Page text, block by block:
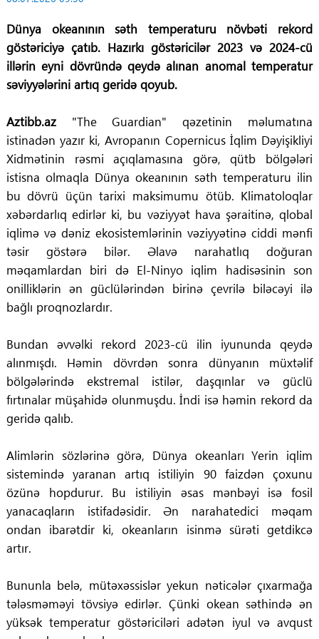
Dünya okeanının səth temperaturu növbəti rekord
göstəriciyə çatıb. Hazırkı göstəricilər 2023 və 2024-cü
illərin eyni dövründə qeydə alınan anomal temperatur
səviyyələrini artıq geridə qoyub.
Aztibb.az"The Guardian" qəzetinin məlumatına
istinadən yazır ki, Avropanın Copernicus İqlim Dəyişikliyi
Xidmətinin rəsmi açıqlamasına görə, qütb bölgələri
istisna olmaqla Dünya okeanının səth temperaturu ilin
bu dövrü üçün tarixi maksimumu ötüb. Klimatoloqlar
xəbərdarlıq edirlər ki, bu vəziyyət hava şəraitinə, qlobal
iqlimə və dəniz ekosistemlərinin vəziyyətinə ciddi mənfi
təsir göstərə bilər. Əlavə narahatlıq doğuran
məqamlardan biri də El-Ninyo iqlim hadisəsinin son
onilliklərin ən güclülərindən birinə çevrilə biləcəyi ilə
bağlı proqnozlardır.
Bundan əvvəlki rekord 2023-cü ilin iyununda qeydə
alınmışdı. Həmin dövrdən sonra dünyanın müxtəlif
bölgələrində ekstremal istilər, daşqınlar və güclü
fırtınalar müşahidə olunmuşdu. İndi isə həmin rekord da
geridə qalıb.
Alimlərin sözlərinə görə, Dünya okeanları Yerin iqlim
sistemində yaranan artıq istiliyin 90 faizdən çoxunu
özünə hopdurur. Bu istiliyin əsas mənbəyi isə fosil
yanacaqların istifadəsidir. Ən narahatedici məqam
ondan ibarətdir ki, okeanların isinmə sürəti getdikcə
artır.
Bununla belə, mütəxəssislər yekun nəticələr çıxarmağa
tələsməməyi tövsiyə edirlər. Çünki okean səthində ən
yüksək temperatur göstəriciləri adətən iyul və avqust